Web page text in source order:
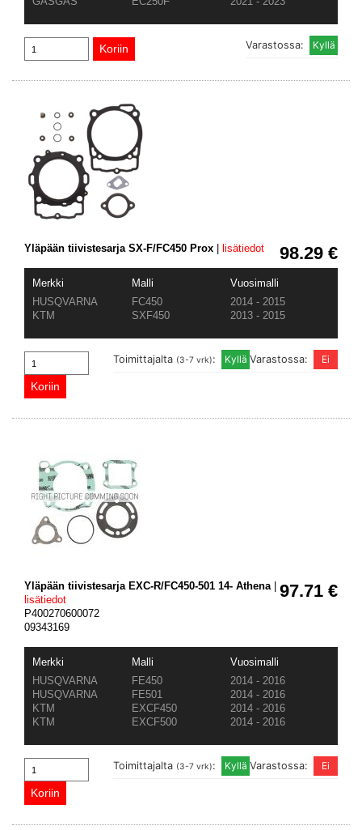
Varastossa:
98.29 €
Yläpään tiivistesarja SX-F/FC450 Prox lisätiedot
Merkki Malli
Vuosimalli
HUSQVARNA
FC450
2014 - 2015
KTM
SXF450 2013 - 2015
Varastossa:
Toimittajalta (3-7 vrk):
97.71 €
Yläpään tiivistesarja EXC-R/FC450-501 14- Athena|
lisätiedot
P400270600072
09343169
Merkki Malli
Vuosimalli
HUSQVARNA
FE450
2014 - 2016
HUSQVARNA
FE501
2014 - 2016
KTM
EXCF450
2014 - 2016
KTM
EXCF500 2014 - 2016
Varastossa:
Toimittajalta (3-7 vrk):